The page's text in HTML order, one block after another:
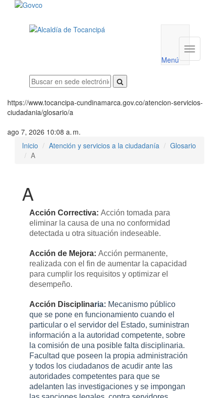
utilidades
Menú
Menú
https://www.tocancipa-cundinamarca.gov.co/atencion-servicios-
ciudadania/glosario/a
ago 7, 2026 10:08 a. m.
Inicio
Atención y servicios a la ciudadanía
Glosario
A
A
Acción Correctiva: ​Acción tomada para
eliminar la causa de una no conformidad
detectada u otra situación indeseable.
Acción de Mejora: ​Acción permanente,
realizada con el fin de aumentar la capacidad
para cumplir los requisitos y optimizar el
desempeño.
Acción Disciplinaria: ​Mecanismo público
que se pone en funcionamiento cuando el
particular o el servidor del Estado, suministran
información a la autoridad competente, sobre
la comisión de una posible falta disciplinaria.
Facultad que poseen la propia administración
y todos los ciudadanos de acudir ante las
autoridades competentes para que se
adelanten las investigaciones y se impongan